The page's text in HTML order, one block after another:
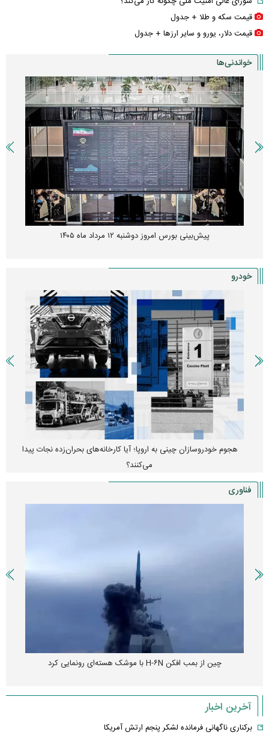
قیمت سکه و طلا + جدول
قیمت دلار، یورو و سایر ارز‌ها + جدول
خواندنی‌ها
پیش‌بینی بورس امروز دوشنبه ۱۲ مرداد ماه ۱۴۰۵
خودرو
هجوم خودروسازان چینی به اروپا؛ آیا کارخانه‌های بحران‌زده نجات پیدا
می‌کنند؟
فناوری
چین از بمب افکن H-۶N با موشک هسته‌ای رونمایی کرد
آخرین اخبار
برکناری ناگهانی فرمانده لشکر پنجم ارتش آمریکا